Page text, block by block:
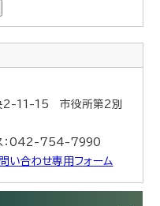
11-15 市役所第2別
：042-754-7990
い合わせ専用フォーム